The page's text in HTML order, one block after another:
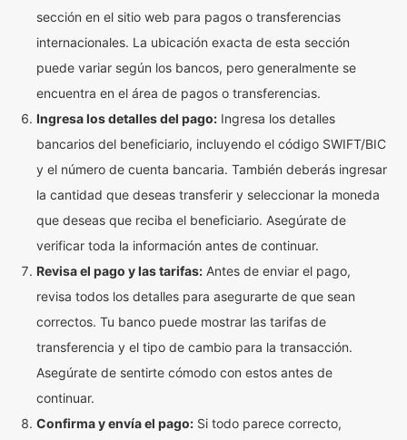
sección en el sitio web para pagos o transferencias
internacionales. La ubicación exacta de esta sección
puede variar según los bancos, pero generalmente se
encuentra en el área de pagos o transferencias.
Ingresa los detalles del pago: Ingresa los detalles
bancarios del beneficiario, incluyendo el código SWIFT/BIC
y el número de cuenta bancaria. También deberás ingresar
la cantidad que deseas transferir y seleccionar la moneda
que deseas que reciba el beneficiario. Asegúrate de
verificar toda la información antes de continuar.
Revisa el pago y las tarifas: Antes de enviar el pago,
revisa todos los detalles para asegurarte de que sean
correctos. Tu banco puede mostrar las tarifas de
transferencia y el tipo de cambio para la transacción.
Asegúrate de sentirte cómodo con estos antes de
continuar.
Confirma y envía el pago: Si todo parece correcto,